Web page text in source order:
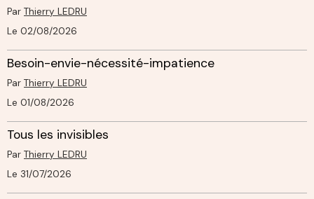
Par Thierry LEDRU
Le 02/08/2026
Besoin-envie-nécessité-impatience
Par Thierry LEDRU
Le 01/08/2026
Tous les invisibles
Par Thierry LEDRU
Le 31/07/2026